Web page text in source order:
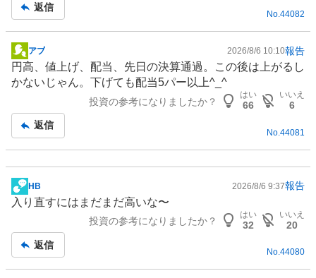
返信
No.44082
掲
示
板
アブ 2026/8/6 10:10報告
円高、値上げ、配当、先日の決算通過。この後は上がるし
かないじゃん。下げても配当5パー以上^_^
投資の参考になりましたか？
はい
66
いいえ
6
返信
No. 44081
掲
示
事
HB 2026/8/6 9:37報告
入り直すにはまだまだ高いな〜
投資の参考になりましたか？
はい
32
いいえ
20
返信
No.44080